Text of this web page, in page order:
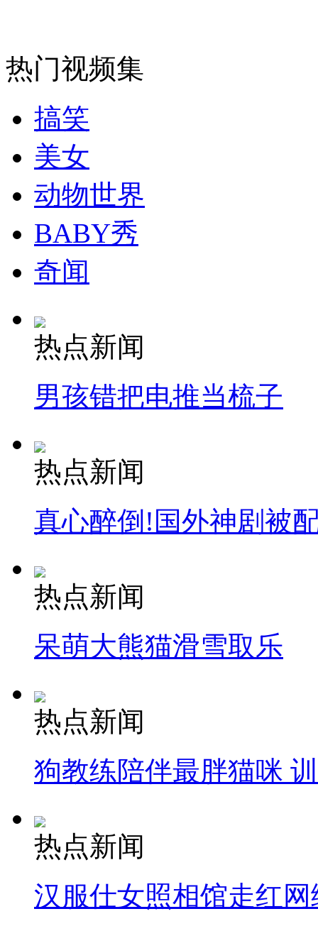
走！跟着总书记去植树
消防员救轻生者
司机酒驾遇交警 急速倒车逃窜
热门视频集
搞笑
美女
动物世界
BABY秀
奇闻
热点新闻
男孩错把电推当梳子
热点新闻
真心醉倒!国外神剧被
热点新闻
呆萌大熊猫滑雪取乐
热点新闻
狗教练陪伴最胖猫咪
热点新闻
汉服仕女照相馆走红网